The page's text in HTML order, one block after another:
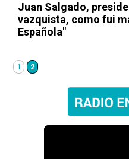
Juan Salgado,
vazquista, como fui
Española"
1 2